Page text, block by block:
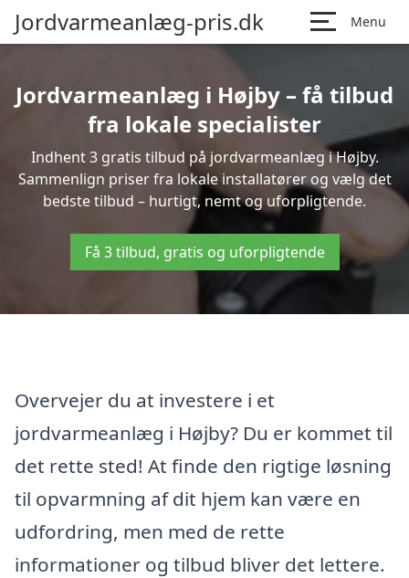
Jordvarmeanlæg-pris.dk Menu
Jordvarmeanlæg i Højby – få tilbud
fra lokale specialister
Indhent 3 gratis tilbud på jordvarmeanlæg i Højby.
Sammenlign priser fra lokale installatører og vælg det
bedste tilbud – hurtigt, nemt og uforpligtende.
Få 3 tilbud, gratis og uforpligtende
Overvejer du at investere i et
jordvarmeanlæg i Højby? Du er kommet til
det rette sted! At finde den rigtige løsning
til opvarmning af dit hjem kan være en
udfordring, men med de rette
informationer og tilbud bliver det lettere.